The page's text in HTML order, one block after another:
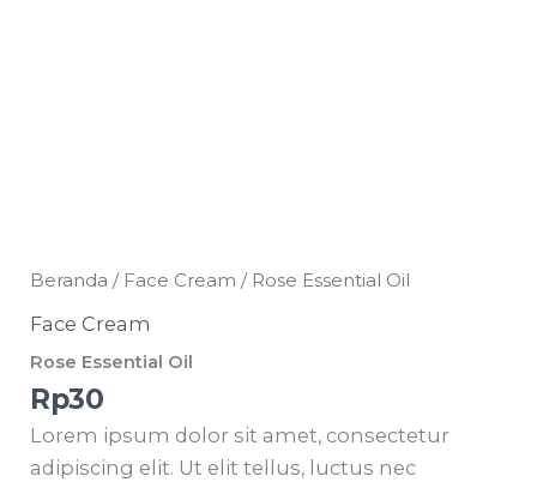
Beranda / Face Cream / Rose Essential Oil
Face Cream
Rose Essential Oil
Rp30
Lorem ipsum dolor sit amet, consectetur
adipiscing elit. Ut elit tellus, luctus nec
Kuantitas
Oil